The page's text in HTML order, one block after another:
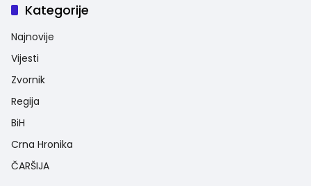
Kategorije
Najnovije
Vijesti
Zvornik
Regija
BiH
Crna Hronika
ČARŠIJA